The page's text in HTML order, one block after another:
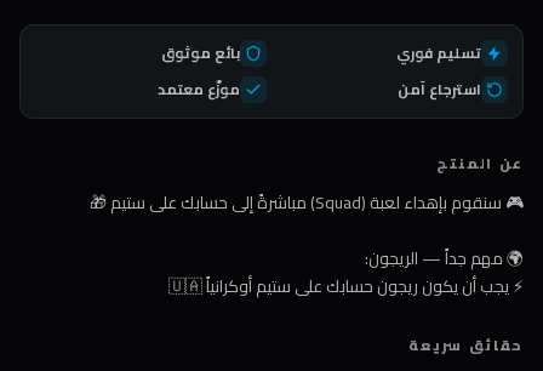
تسليم فوري
بائع موثوق
استرجاع آمن
موزّع معتمد
عن المنتج
🎮 سنقوم بإهداء لعبة (Squad) مباشرةً إلى حسابك على ستيم 🎁
🌍 مهم جداً — الريجون:
⚡ يجب أن يكون ريجون حسابك على ستيم أوكرانياً 🇺🇦
حقائق سريعة